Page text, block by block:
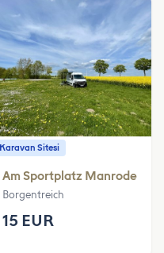
Karavan Sitesi
Am Sportplatz Manrode
Borgentreich
15 EUR